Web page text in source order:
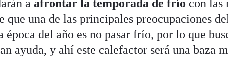
aafrontar la temporada de frío con las
que una de las principales preocupaciones
del año es no pasar frío, por lo que
ayuda, y ahí este calefactor será una baza